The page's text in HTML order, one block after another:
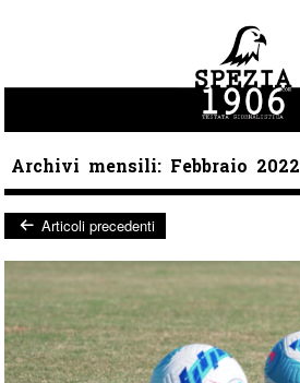
Archivi mensili: Febbraio 2022
Post navigation
Articoli precedenti